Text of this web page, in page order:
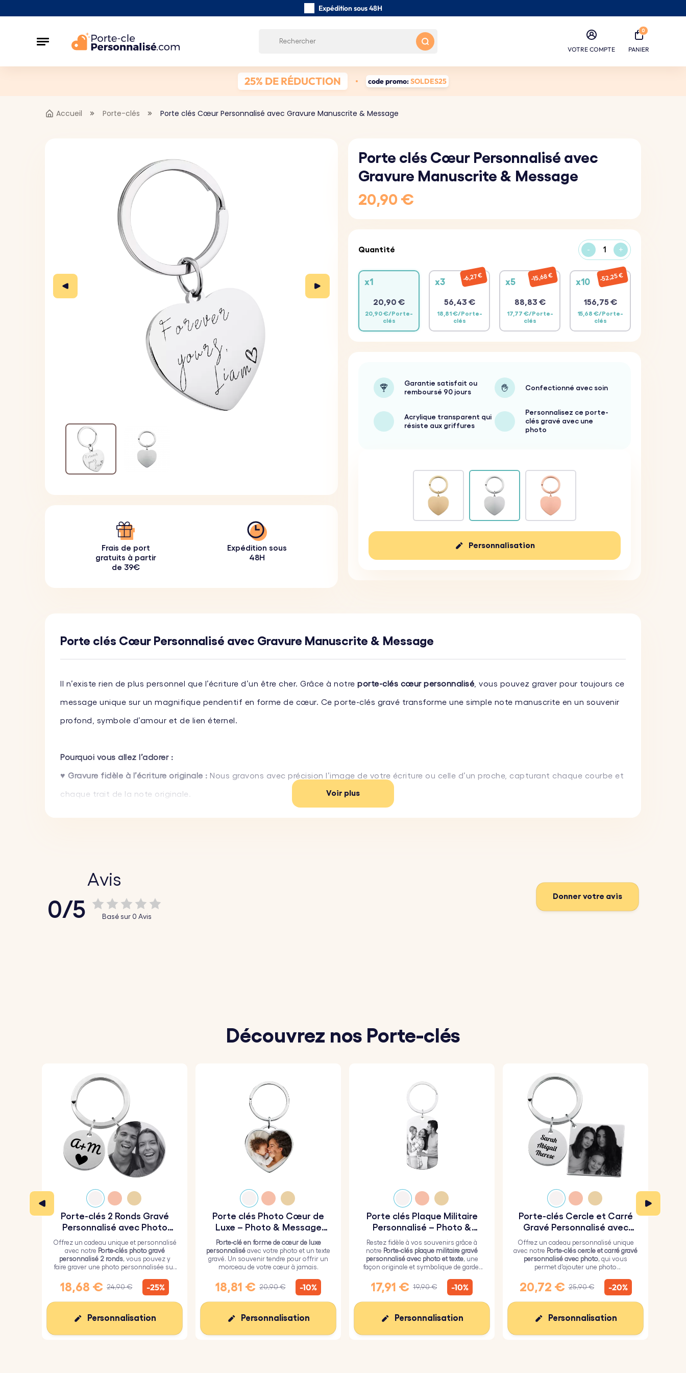
Expédition sous 48H
Avis des clients:
VOTRE COMPTE
0
PANIER
25% DE RÉDUCTION code promo:SOLDES25
Accueil Porte-clés Porte clés Cœur Personnalisé avec Gravure Manuscrite & Message
Frais de port
gratuits à partir
de 39€
Expédition sous
48H
Porte clés Cœur Personnalisé avec
Gravure Manuscrite & Message
20,90 €
Quantité - +
x1
20,90 €
20,90 €/Porte-
clés
x3
56,43 €
18,81 €/Porte-
clés
6,27 € x5
88,83 €
17,77 €/Porte-
clés
15,68 € x10
156,75 €
15,68 €/Porte-
clés
52,25 €
Garantie satisfait ou
remboursé 90 jours
Confectionné avec soin
Acrylique transparent qui
résiste aux griffures
Personnalisez ce porte-
clés gravé avec une
photo
Personnalisation
Porte clés Cœur Personnalisé avec Gravure Manuscrite & Message
Il n’existe rien de plus personnel que l’écriture d’un être cher. Grâce à notre porte-clés cœur personnalisé , vous pouvez graver pour toujours ce
message unique sur un magnifique pendentif en forme de cœur. Ce porte-clés gravé transforme une simple note manuscrite en un souvenir
profond, symbole d’amour et de lien éternel.
Pourquoi vous allez l’adorer :
♥ Gravure fidèle à l’écriture originale : Nous gravons avec précision l’image de votre écriture ou celle d’un proche, capturant chaque courbe et
chaque trait de la note originale.
Comment ça marche :
Matériaux : Acier inoxydable poli
Coloris : Argenté, Doré, Or Rose
Voir plus
Avis
0/5 Basé sur 0 Avis
Donner votre avis
Découvrez nos Porte-clés
Porte-clés 2 Ronds Gravé
Personnalisé avec Photo
Gravée
Offrez un cadeau unique et personnalisé
avec notre Porte-clés photo gravé
personnalisé 2 ronds, vous pouvez y
faire graver une photo personnalisée sur
petit.
18,68 € 24,90 € -25%
Personnalisation
Porte clés Photo Cœur de
Luxe – Photo & Message
Gravé
Porte-clé en forme de cœur de luxe
personnalisé avec votre photo et un texte
gravé. Un souvenir tendre pour offrir un
morceau de votre cœur à jamais.
18,81 € 20,90 € -10%
Personnalisation
Porte clés Plaque Militaire
Personnalisé – Photo &
Texte Gravés
Restez fidèle à vos souvenirs grâce à
notre Porte-clés plaque militaire gravé
personnalisé avec photo et texte, une
façon originale et symbolique de garder
17,91 € 19,90 € -10%
Personnalisation
Porte-clés Cercle et Carré
Gravé Personnalisé avec
Offrez un cadeau personnalisé unique
avec notre Porte-clés cercle et carré gravé
personnalisé avec photo, qui vous
permet d'ajouter une photo
votre choix sur le cercle.
20,72 € 25,90 € -20%
Personnalisation
Nous utilisons des cookies